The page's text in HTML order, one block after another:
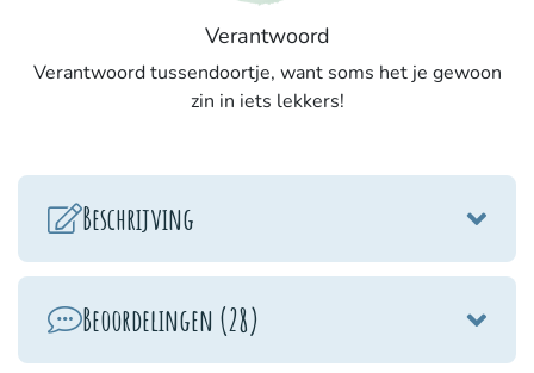
Verantwoord
Verantwoord tussendoortje, want soms het je gewoon
zin in iets lekkers!
Beschrijving
Beoordelingen (28)